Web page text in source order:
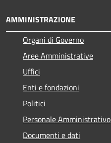
AMMINISTRAZIONE
Organi di Governo
Aree Amministrative
Uffici
Enti e fondazioni
Politici
Personale Amministrativo
Documenti e dati